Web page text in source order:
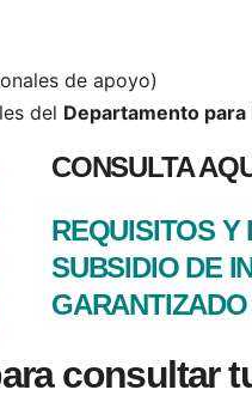
de apoyo)
del Departamento para
CONSULTA
REQUISITOS
SUBSIDIO DE
GARANTIZADO
consultar